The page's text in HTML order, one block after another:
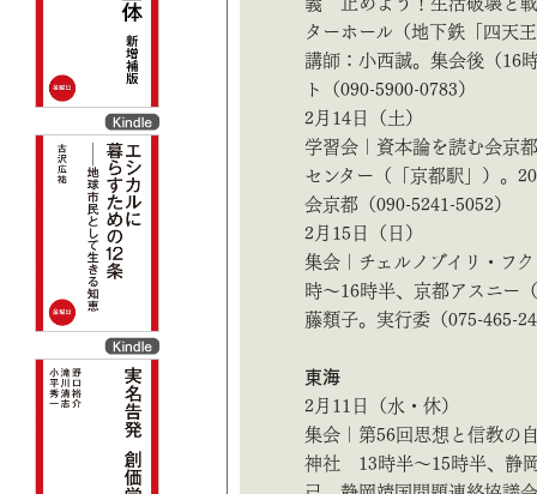
ターホール（地下鉄「四天
講師：小西誠。集会後（16
ト（090-5900-0783）
2月14日（土）
学習会｜資本論を読む会京
センター（「京都駅」）。
会京都（090-5241-5052）
2月15日（日）
集会｜チェルノブイリ・フ
時～16時半、京都アスニー
藤類子。実行委（075-465-
東海
2月11日（水・休）
集会｜第56回思想と信教の
神社 13時半～15時半、静